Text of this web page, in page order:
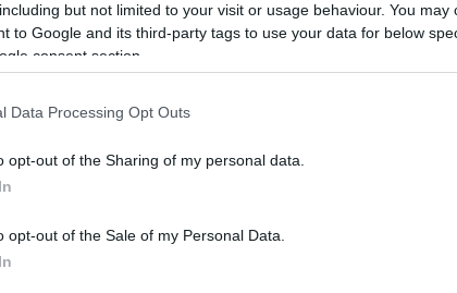
but not limited to your visit or usage behaviour. You may
to Google and its third-party tags to use your data for below
consent section.
Data Processing Opt Outs
opt-out of the Sharing of my personal data.
opt-out of the Sale of my Personal Data.
Magyar Péter üzent a fideszes